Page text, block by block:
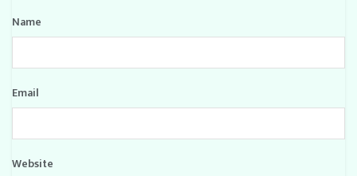
Name
Email
Website